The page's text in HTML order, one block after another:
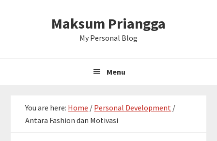
Maksum Priangga
My Personal Blog
Menu
You are here: Home / Personal Development /
Antara Fashion dan Motivasi